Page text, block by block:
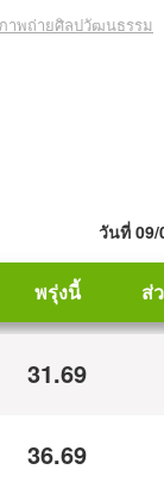
าพถ่ายศิลปวัฒนธรรม